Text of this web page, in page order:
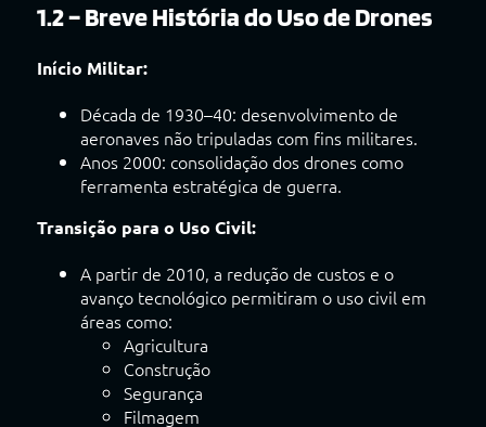
1.2 – Breve História do Uso de Drones
Início Militar:
Década de 1930–40: desenvolvimento de
aeronaves não tripuladas com fins militares.
Anos 2000: consolidação dos drones como
ferramenta estratégica de guerra.
Transição para o Uso Civil:
A partir de 2010, a redução de custos e o
avanço tecnológico permitiram o uso civil em
áreas como:
Agricultura
Construção
Segurança
Filmagem